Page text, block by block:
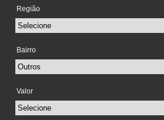
Região
Bairro
Valor